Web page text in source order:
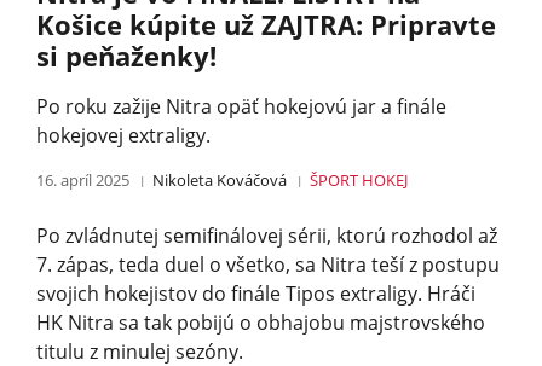
Košice kúpite už ZAJTRA: Pripravte
si peňaženky!
Po roku zažije Nitra opäť hokejovú jar a finále
hokejovej extraligy.
16. apríl 2025 Nikoleta Kováčová ŠPORT HOKEJ
Po zvládnutej semifinálovej sérii, ktorú rozhodol až
7. zápas, teda duel o všetko, sa Nitra teší z postupu
svojich hokejistov do finále Tipos extraligy. Hráči
HK Nitra sa tak pobijú o obhajobu majstrovského
titulu z minulej sezóny.